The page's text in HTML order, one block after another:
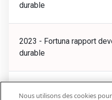
durable
2023 - Fortuna rapport
durable
Nous utilisons des cookies